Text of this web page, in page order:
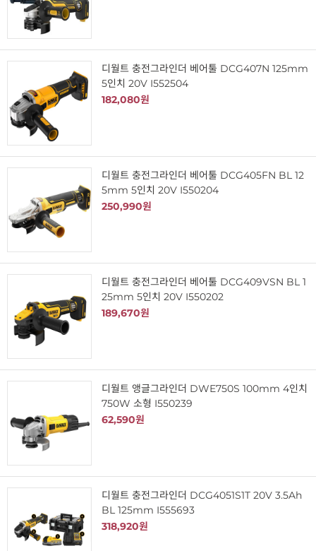
디월트 충전그라인더 베어툴 DCG407N 125mm
5인치 20V I552504
182,080원
디월트 충전그라인더 베어툴 DCG405FN BL 12
5mm 5인치 20V I550204
250,990원
디월트 충전그라인더 베어툴 DCG409VSN BL 1
25mm 5인치 20V I550202
189,670원
디월트 앵글그라인더 DWE750S 100mm 4인치
750W 소형 I550239
62,590원
디월트 충전그라인더 DCG4051S1T 20V 3.5Ah
BL 125mm I555693
318,920원